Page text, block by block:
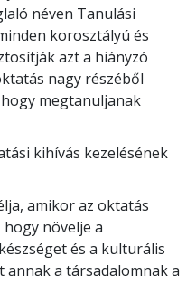
néven Tanulási
korosztályú és
azt a hiányzó
nagy részéből
megtanuljanak
kihívás kezelésének
amikor az oktatás
növelje a
és a kulturális
annak a társadalomnak a